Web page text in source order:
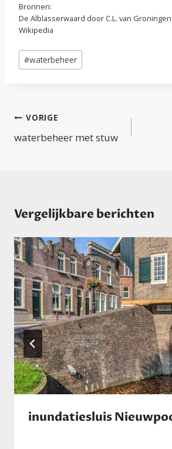
Bronnen:
De Alblasserwaard door C.L. van Groningen
Wikipedia
Bericht
tags:
#waterbeheer
Bericht
navigatie
VORIGE
waterbeheer met stuw
Vergelijkbare berichten
inundatiesluis